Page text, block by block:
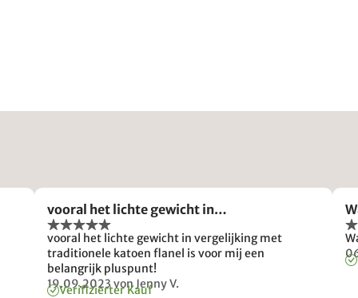
vooral het lichte gewicht in…
vooral het lichte gewicht in vergelijking met
traditionele katoen flanel is voor mij een
belangrijk pluspunt!
19.09.2023von Jenny V.
Verifizierter Kauf